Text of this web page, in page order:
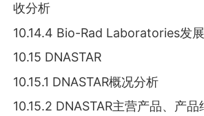
收分析
10.14.4 Bio-Rad Laboratories发
10.15 DNASTAR
10.15.1 DNASTAR概况分析
10.15.2 DNASTAR主营产品、产